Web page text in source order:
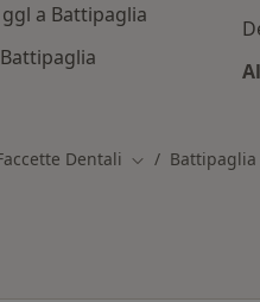
a Battipaglia
Dentali Cambia città
Battipaglia